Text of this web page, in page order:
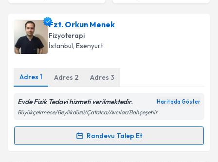
Fzt. Orkun Menek
Fizyoterapi
İstanbul, Esenyurt
Adres 1 Adres 2 Adres 3
Evde Fizik Tedavi hizmeti verilmektedir. Haritada Göster
Büyükçekmece/Beylikdüzü/Çatalca/Avcılar/Bahçeşehir
Randevu Talep Et
Randevu Takvimi Talebi